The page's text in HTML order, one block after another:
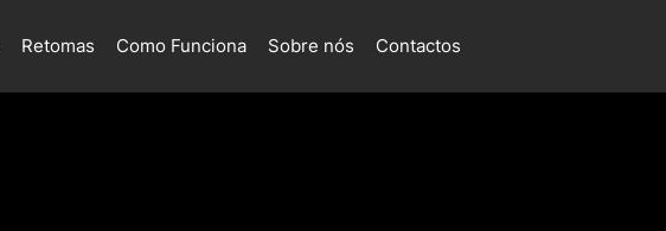
Retomas Como Funciona Sobre nós Contactos